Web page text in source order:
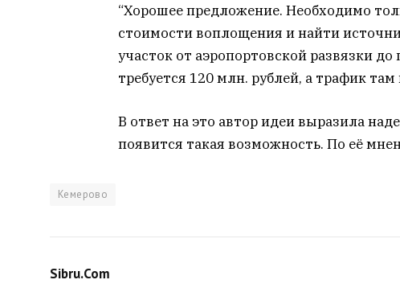
“Хорошее предложение. Необходимо
стоимости воплощения и найти
участок от аэропортовской развязки
требуется 120 млн. рублей, а трафик
В ответ на это автор идеи выразила
появится такая возможность. По её
Кемерово
Sibru.Com